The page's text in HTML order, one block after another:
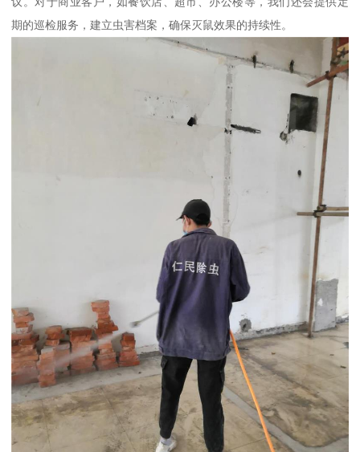
期的巡检服务，建立虫害档案，确保灭鼠效果的持续性。